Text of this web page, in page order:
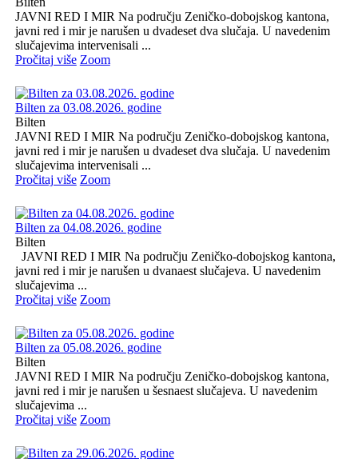
JAVNI RED I MIR Na području Zeničko-dobojskog kantona,
javni red i mir je narušen u dvadeset dva slučaja. U navedenim
slučajevima intervenisali ...
Pročitaj više Zoom
Bilten za 03.08.2026. godine
Bilten
JAVNI RED I MIR Na području Zeničko-dobojskog kantona,
javni red i mir je narušen u dvadeset dva slučaja. U navedenim
slučajevima intervenisali ...
Pročitaj više Zoom
Bilten za 04.08.2026. godine
Bilten
JAVNI RED I MIR Na području Zeničko-dobojskog kantona,
javni red i mir je narušen u dvanaest slučajeva. U navedenim
slučajevima ...
Pročitaj više Zoom
Bilten za 05.08.2026. godine
Bilten
JAVNI RED I MIR Na području Zeničko-dobojskog kantona,
javni red i mir je narušen u šesnaest slučajeva. U navedenim
slučajevima ...
Pročitaj više Zoom